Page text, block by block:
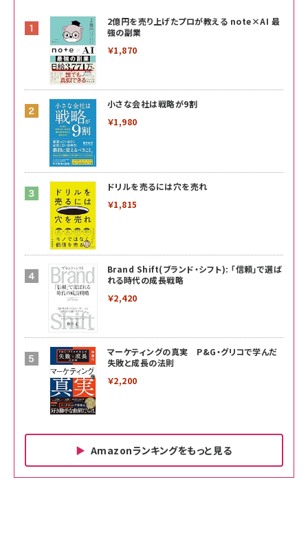
2億円を売り上げたプロが教える note×AI 最
強の副業
￥1,870
小さな会社は戦略が9割
￥1,980
ドリルを売るには穴を売れ
￥1,815
Brand Shift(ブランド・シフト): 「信頼」で選ば
れる時代の成長戦略
￥2,420
マーケティングの真実 P&G・グリコで学んだ
失敗と成長の法則
￥2,200
Amazonランキングをもっと見る